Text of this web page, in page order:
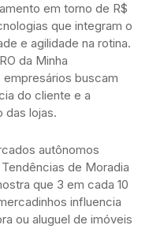
em torno de R$
que integram o
e agilidade na rotina.
da Minha
buscam
do cliente e a
das lojas.
autônomos
de Moradia
que 3 em cada 10
influencia
ou aluguel de imóveis